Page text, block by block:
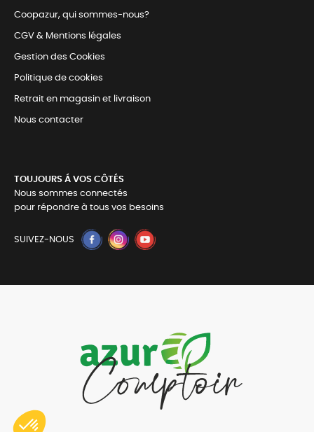
Coopazur, qui sommes-nous?
CGV & Mentions légales
Gestion des Cookies
Politique de cookies
Retrait en magasin et livraison
Nous contacter
TOUJOURS Á VOS CÔTÉS
Nous sommes connectés
pour répondre à tous vos besoins
SUIVEZ-NOUS